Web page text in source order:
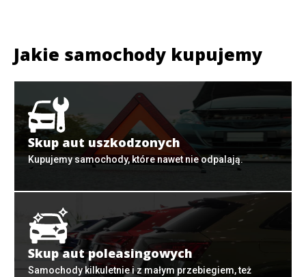
Jakie samochody kupujemy
Skup aut uszkodzonych
Kupujemy samochody, które nawet nie odpalają.
Skup aut poleasingowych
Samochody kilkuletnie i z małym przebiegiem, też